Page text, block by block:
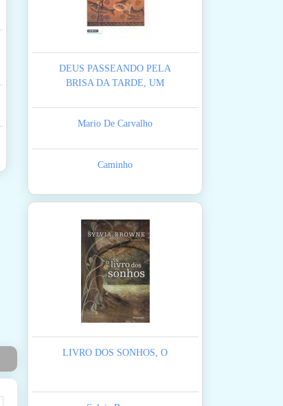
DEUS PASSEANDO PELA
BRISA DA TARDE, UM
Mario De Carvalho
Caminho
LIVRO DOS SONHOS, O